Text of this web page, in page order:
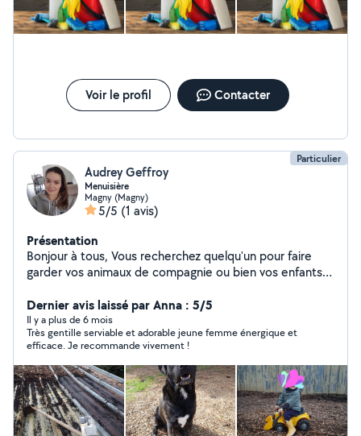
Voir le profil Contacter
Particulier
Audrey Geffroy
Menuisière
Magny (Magny)
5/5 (1 avis)
Présentation
Bonjour à tous, Vous recherchez quelqu'un pour faire
garder vos animaux de compagnie ou bien vos enfants ?
espaces verts ? Ou même besoin d'aide pour vos
tâches ménagères ? Je suis disponible pour vous !
N'hésitez pas à me contacter Au plaisir de vous
rencontrer Audrey
Dernier avis laissé par Anna : 5/5
Il y a plus de 6 mois
Très gentille serviable et adorable jeune femme énergique et
efficace. Je recommande vivement !